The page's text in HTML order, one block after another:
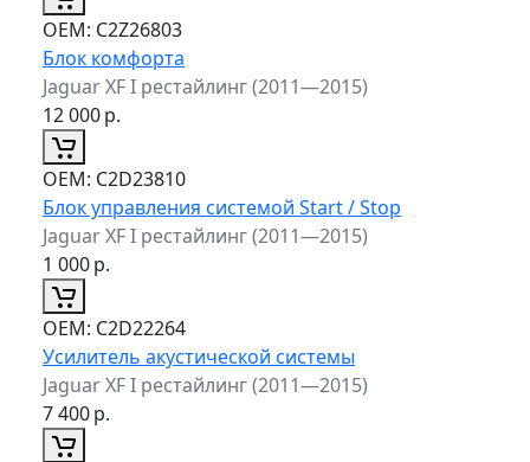
ОЕМ: C2Z26803
Блок комфорта
Jaguar XF I рестайлинг (2011—2015)
12 000р.
ОЕМ: C2D23810
Блок управления системой Start / Stop
Jaguar XF I рестайлинг (2011—2015)
1 000р.
ОЕМ: C2D22264
Усилитель акустической системы
Jaguar XF I рестайлинг (2011—2015)
7 400р.